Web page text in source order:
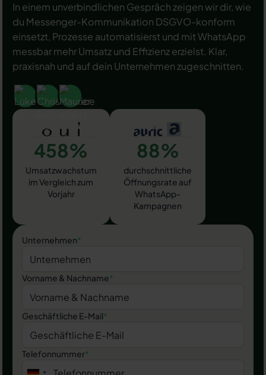
In einem unverbindlichen Gespräch zeigen wir dir, wie
du Messenger-Kommunikation DSGVO-konform
einsetzt, Prozesse automatisierst und mit WhatsApp
messbar mehr Umsatz und Effizienz erzielst. Klar,
praxisnah und auf dein Unternehmen zugeschnitten.
458%
Umsatzwachstum
im Vergleich zum
Vorjahr
88%
durchschnittliche
Öffnungsrate auf
WhatsApp-
Kampagnen
Unternehmen*
Vorname & Nachname*
Geschäftliche E-Mail*
Telefonnummer*